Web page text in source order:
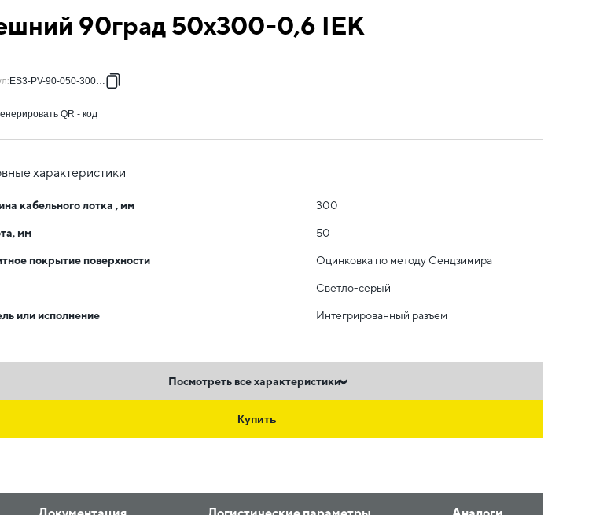
90град 50х300-0,6 IEK
: ES3-PV-90-050-300-06
QR - код
характеристики
кабельного лотка , мм 300
мм 50
покрытие поверхности Оцинковка по методу Сендзимира
Светло-серый
или исполнение Интегрированный разъем
Посмотреть все характеристики
Купить